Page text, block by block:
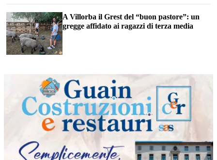
A Villorba il Grest del “buon pastore”: un
gregge affidato ai ragazzi di terza media